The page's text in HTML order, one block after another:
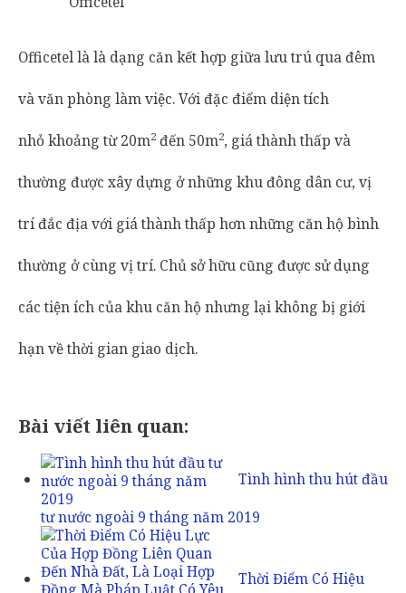
Officetel là là dạng căn kết hợp giữa lưu trú qua đêm
và văn phòng làm việc. Với đặc điểm diện tích
nhỏ khoảng từ 20m2 đến 50m2, giá thành thấp và
thường được xây dựng ở những khu đông dân cư, vị
trí đắc địa với giá thành thấp hơn những căn hộ bình
thường ở cùng vị trí. Chủ sở hữu cũng được sử dụng
các tiện ích của khu căn hộ nhưng lại không bị giới
hạn về thời gian giao dịch.
Bài viết liên quan:
Tình hình thu hút đầu
tư nước ngoài 9 tháng năm 2019
Thời Điểm Có Hiệu